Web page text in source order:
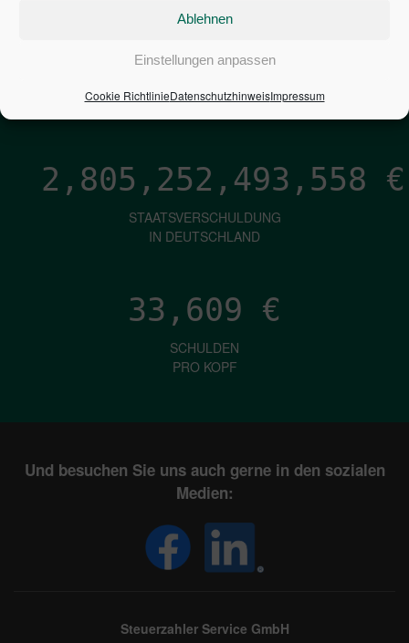
Ablehnen
Einstellungen anpassen
Cookie RichtlinieDatenschutzhinweisImpressum
1,601€
PRO SEKUNDE
2,805,252,494,404 €
STAATSVERSCHULDUNG
IN DEUTSCHLAND
33,609 €
SCHULDEN
PRO KOPF
Und besuchen Sie uns auch gerne in den sozialen
Medien:
Steuerzahler Service GmbH